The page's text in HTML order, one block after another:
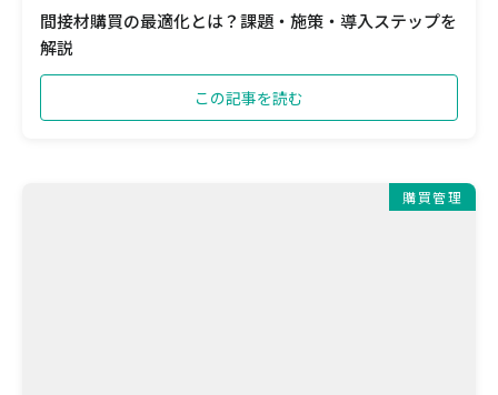
間接材購買の最適化とは？課題・施策・導入ステップを
解説
この記事を読む
購買管理